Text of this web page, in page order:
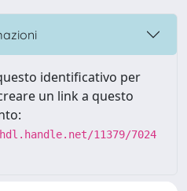
identificativo per
un link a questo
11379/7024